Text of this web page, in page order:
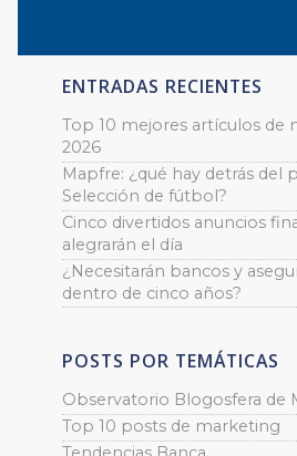
ENTRADAS RECIENTES
Top 10 mejores artículos de
2026
Mapfre: ¿qué hay detrás del
Selección de fútbol?
Cinco divertidos anuncios
alegrarán el día
¿Necesitarán bancos y
dentro de cinco años?
POSTS POR TEMÁTICAS
Observatorio Blogosfera de
Top 10 posts de marketing